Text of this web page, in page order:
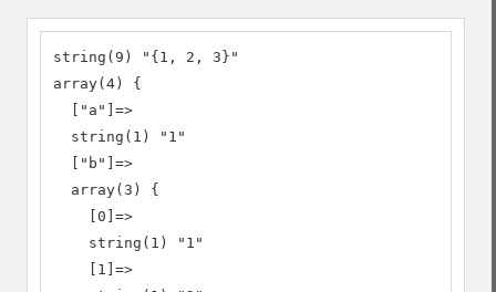
string(9) "{1, 2, 3}"
array(4) {
  ["a"]=>
  string(1) "1"
  ["b"]=>
  array(3) {
    [0]=>
    string(1) "1"
    [1]=>